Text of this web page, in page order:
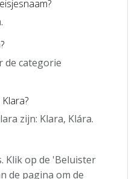
de categorie
zijn: Klara, Klára.
Klik op de 'Beluister
de pagina om de